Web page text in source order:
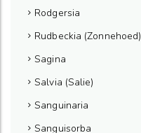
Rodgersia
Rudbeckia (Zonnehoed)
Sagina
Salvia (Salie)
Sanguinaria
Sanguisorba